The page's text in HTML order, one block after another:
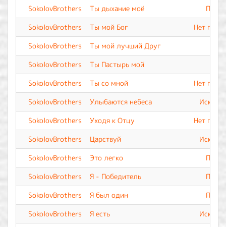
SokolovBrothers
Ты дыхание моё
SokolovBrothers
Ты мой Бог
Нет
SokolovBrothers
Ты мой лучший Друг
SokolovBrothers
Ты Пастырь мой
SokolovBrothers
Ты со мной
Нет
SokolovBrothers
Улыбаются небеса
SokolovBrothers
Уходя к Отцу
Нет
SokolovBrothers
Царствуй
SokolovBrothers
Это легко
SokolovBrothers
Я - Победитель
SokolovBrothers
Я был один
SokolovBrothers
Я есть